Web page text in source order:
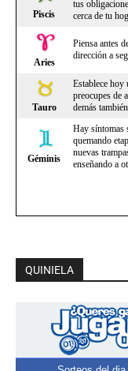
QUINIELA